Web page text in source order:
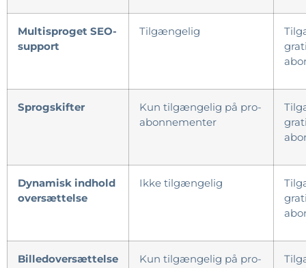
Multisproget SEO-
support
Tilgængelig
Sprogskifter
Kun tilgængelig på pro-
abonnementer
Dynamisk indhold
oversættelse
Ikke tilgængelig
Billedoversættelse
Kun tilgængelig på pro-